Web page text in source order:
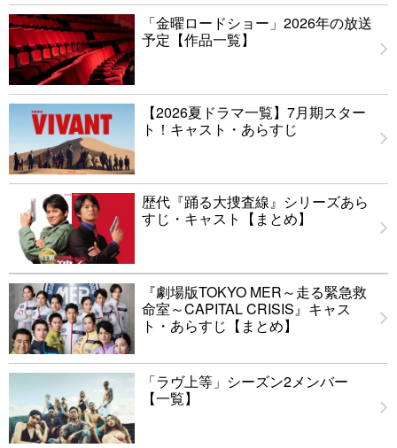
「金曜ロードショー」2026年の放送
予定【作品一覧】
【2026夏ドラマ一覧】7月期スター
ト！キャスト・あらすじ
歴代『踊る大捜査線』シリーズあら
すじ・キャスト【まとめ】
『劇場版TOKYO MER～走る緊急救
命室～CAPITAL CRISIS』キャス
ト・あらすじ【まとめ】
「ラヴ上等」シーズン2メンバー
【一覧】